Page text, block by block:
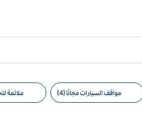
مواقف السيارات مجانًا (4) ملائمة